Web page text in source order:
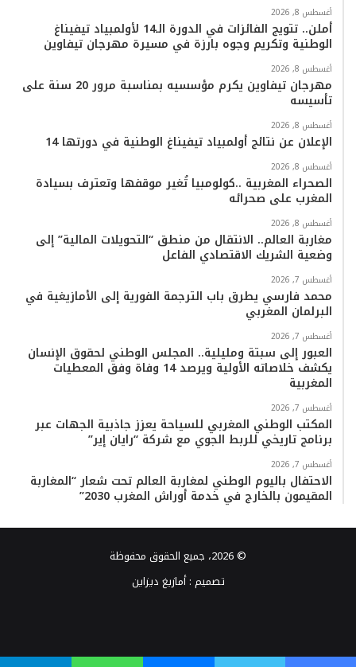
ك
ب
ر
k
ب
أغسطس 8, 2026
أملن.. تتويج الفائزات في الدورة الـ14 لأولمبياد تيفيناغ
الوطنية وتكريم وجوه بارزة في مسيرة مهرجان تيفاوين
أغسطس 8, 2026
مهرجان تيفاوين يكرم مؤسسيه بمناسبة مرور 20 سنة على
تأسيسه
أغسطس 8, 2026
الإعلان عن نتائج أولمبياد تيفيناغ الوطنية في دورتها 14
أغسطس 8, 2026
الصحراء المغربية ..كولومبيا تُغير موقفها وتعترف بسيادة
المغرب على صحرائه
أغسطس 8, 2026
مغاربة العالم.. الانتقال من منطق “التحويلات المالية” إلى
وضعية الشريك الاقتصادي الفاعل
أغسطس 7, 2026
محمد فارسي يطرق باب الترجمة الفورية إلى الأمازيغية في
البرلمان المغربي
أغسطس 7, 2026
العبور إلى سبتة ومليلية.. المجلس الوطني لحقوق الإنسان
يكشف خلاصاته الأولية ويرصد 14 وفاة وفق المعطيات
المغربية
أغسطس 7, 2026
المكتب الوطني المغربي للسياحة يعزز جاذبية الجهات عبر
برنامج تاريخي للربط الجوي مع شركة “رايان إير”
أغسطس 7, 2026
الاحتفال باليوم الوطني لمغاربة العالم تحت شعار “المغاربة
المقيمون بالخارج في خدمة أوراش المغرب 2030”
© 2026، جميع الحقوق محفوظة
تصميم :أمازيغ ديزاين